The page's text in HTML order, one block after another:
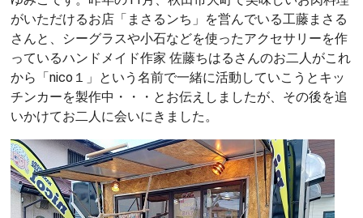
o
o
k
a
t
がいただけるお店「まさるンち」を営んでいる工藤まさる
さんと、シーグラスや小石などを使ったアクセサリーを作
っているハンドメイド作家 佐藤ちはるさんのお二人がこれ
から「nico１」という名前で一緒に活動していこうとキッ
チンカーを製作中・・・とお伝えしましたが、その後を追
いかけてお二人に会いにきました。